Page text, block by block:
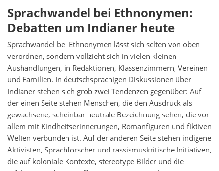
Sprachwandel bei Ethnonymen:
Debatten um Indianer heute
Sprachwandel bei Ethnonymen lässt sich selten von oben
verordnen, sondern vollzieht sich in vielen kleinen
Aushandlungen, in Redaktionen, Klassenzimmern, Vereinen
und Familien. In deutschsprachigen Diskussionen über
Indianer stehen sich grob zwei Tendenzen gegenüber: Auf
der einen Seite stehen Menschen, die den Ausdruck als
gewachsene, scheinbar neutrale Bezeichnung sehen, die vor
allem mit Kindheitserinnerungen, Romanfiguren und fiktiven
Welten verbunden ist. Auf der anderen Seite stehen indigene
Aktivisten, Sprachforscher und rassismuskritische Initiativen,
die auf koloniale Kontexte, stereotype Bilder und die